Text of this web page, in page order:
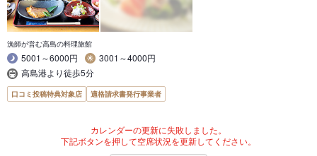
漁師が営む高島の料理旅館
5001～6000円
3001～4000円
高島港より徒歩5分
口コミ投稿特典対象店 適格請求書発行事業者
カレンダーの更新に失敗しました。
下記ボタンを押して空席状況を更新してください。